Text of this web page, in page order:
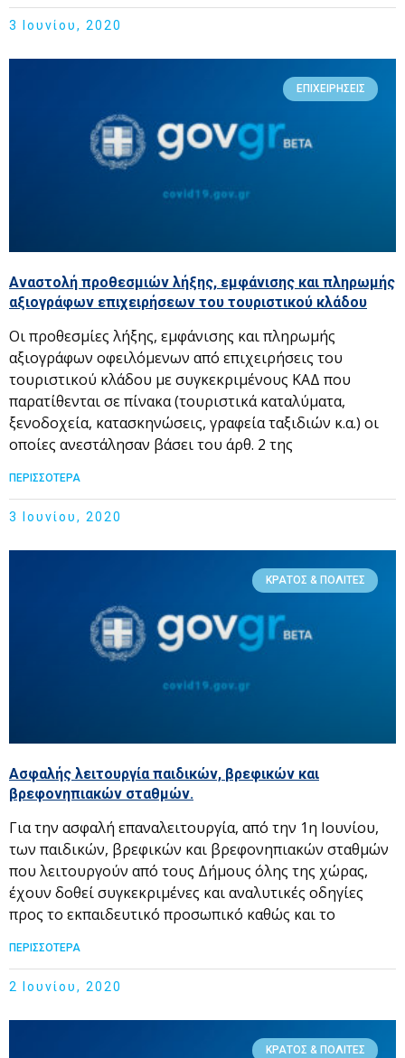
3 Ιουνίου, 2020
ΕΠΙΧΕΙΡΉΣΕΙΣ
Αναστολή προθεσμιών λήξης, εμφάνισης και πληρωμής
αξιογράφων επιχειρήσεων του τουριστικού κλάδου
Οι προθεσμίες λήξης, εμφάνισης και πληρωμής
αξιογράφων οφειλόμενων από επιχειρήσεις του
τουριστικού κλάδου με συγκεκριμένους ΚΑΔ που
παρατίθενται σε πίνακα (τουριστικά καταλύματα,
ξενοδοχεία, κατασκηνώσεις, γραφεία ταξιδιών κ.α.) οι
οποίες ανεστάλησαν βάσει του άρθ. 2 της
ΠΕΡΙΣΣΟΤΕΡΑ
3 Ιουνίου, 2020
ΚΡΆΤΟΣ & ΠΟΛΊΤΕΣ
Ασφαλής λειτουργία παιδικών, βρεφικών και
βρεφονηπιακών σταθμών.
Για την ασφαλή επαναλειτουργία, από την 1η Ιουνίου,
των παιδικών, βρεφικών και βρεφονηπιακών σταθμών
που λειτουργούν από τους Δήμους όλης της χώρας,
έχουν δοθεί συγκεκριμένες και αναλυτικές οδηγίες
προς το εκπαιδευτικό προσωπικό καθώς και το
ΠΕΡΙΣΣΟΤΕΡΑ
2 Ιουνίου, 2020
ΚΡΆΤΟΣ & ΠΟΛΊΤΕΣ